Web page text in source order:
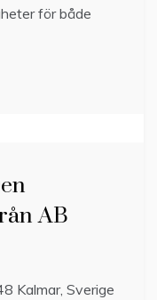
för både
AB
Kalmar, Sverige